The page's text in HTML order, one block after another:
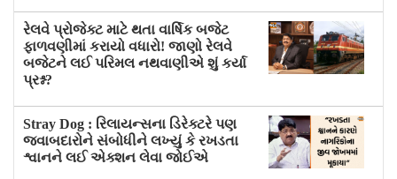
રેલવે પ્રોજેક્ટ માટે થતા વાર્ષિક બજેટ
ફાળવણીમાં કરાયો વધારો! જાણો રેલવે
બજેટને લઈ પરિમલ નથવાણીએ શું કર્યા
પ્રશ્ન?
Stray Dog : રિલાયન્સના ડિરેક્ટરે પણ
જવાબદારોને સંબોધીને લખ્યું કે રખડતા
શ્વાનને લઈ એક્શન લેવા જોઈએ